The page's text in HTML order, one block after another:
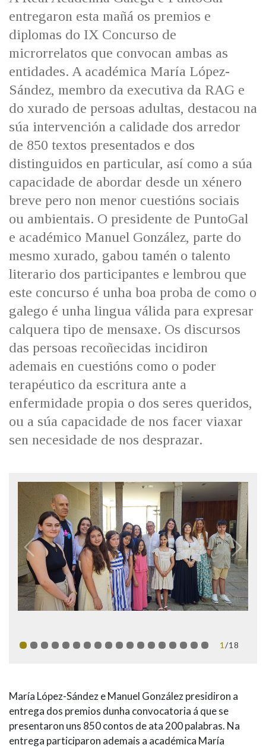
IDENTIDADE CORPORATIVA
MARCIAL DEL ADALID
CASA-MUSEO EMILIA PARDO
BAZÁN
FIGURAS HOMENAXEADAS
HISTORIA
60 ANOS DLG
PRIMAVERA DAS LETRAS
PORTAL DAS PALABRAS
entregaron esta mañá os premios e
diplomas do IX Concurso de
microrrelatos que convocan ambas as
entidades. A académica María López-
Sández, membro da executiva da RAG e
do xurado de persoas adultas, destacou na
súa intervención a calidade dos arredor
de 850 textos presentados e dos
distinguidos en particular, así como a súa
capacidade de abordar desde un xénero
breve pero non menor cuestións sociais
ou ambientais. O presidente de PuntoGal
e académico Manuel González, parte do
mesmo xurado, gabou tamén o talento
literario dos participantes e lembrou que
este concurso é unha boa proba de como o
galego é unha lingua válida para expresar
calquera tipo de mensaxe. Os discursos
das persoas recoñecidas incidiron
ademais en cuestións como o poder
terapéutico da escritura ante a
enfermidade propia o dos seres queridos,
ou a súa capacidade de nos facer viaxar
sen necesidade de nos desprazar.
1 /18
María López-Sández e Manuel González presidiron a
entrega dos premios dunha convocatoria á que se
presentaron uns 850 contos de ata 200 palabras. Na
entrega participaron ademais a académica María